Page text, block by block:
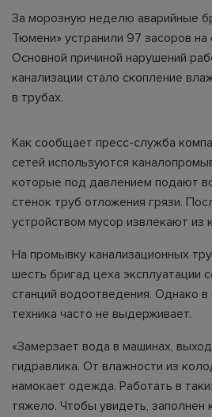
За морозную неделю аварийные
Тюмени» устранили 97 засоров
Основной причиной нарушений
канализации стало скопление
в трубах.
Как сообщает пресс-служба
сетей используются
которые под давлением подают
стенок труб отложения грязи.
устройством мусор извлекают из
На промывку канализационных
шесть бригад цеха эксплуатации
станций водоотведения. Однако
техника часто не выдерживает.
«Замерзает вода в машинах,
гидравлика. От влажности из
намокает одежда. Работать в
тяжело. Чтобы увидеть, заполнен